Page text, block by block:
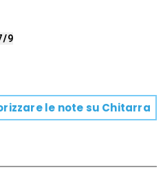
9
le note su Chitarra